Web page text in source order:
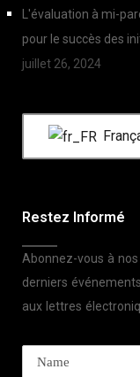
L'évaluation à mi-
pour le succès des
juillet 26, 2024
Restez Informé
Abonnez-vous à
derniers
aux lettres